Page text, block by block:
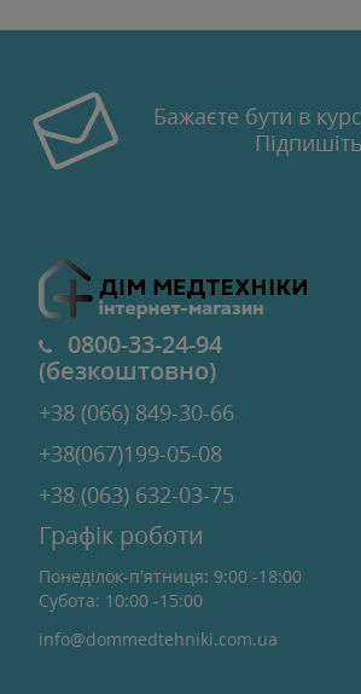
Бажаєте бути в
0800-33-24-94
(безкоштовно)
+38 (066) 849-30-66
+38(067)199-05-08
+38 (063) 632-03-75
Графік роботи
Понеділок-п'ятниця: 9:00 -18:00
Субота: 10:00 -15:00
info@dommedtehniki.com.ua